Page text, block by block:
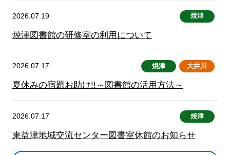
2026.07.19 焼津
焼津図書館の研修室の利用について
2026.07.17 焼津 大井川
夏休みの宿題お助け!!～図書館の活用方法～
2026.07.17 焼津
東益津地域交流センター図書室休館のお知らせ